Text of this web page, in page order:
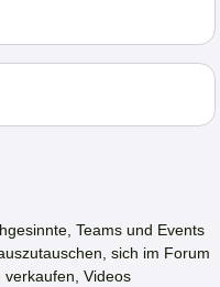
Teams und Events
sich im Forum
verkaufen, Videos